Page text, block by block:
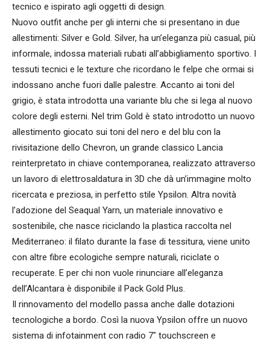
tecnico e ispirato agli oggetti di design.
Nuovo outfit anche per gli interni che si presentano in due
allestimenti: Silver e Gold. Silver, ha un’eleganza più casual, più
informale, indossa materiali rubati all’abbigliamento sportivo. I
tessuti tecnici e le texture che ricordano le felpe che ormai si
indossano anche fuori dalle palestre. Accanto ai toni del
grigio, è stata introdotta una variante blu che si lega al nuovo
colore degli esterni. Nel trim Gold è stato introdotto un nuovo
allestimento giocato sui toni del nero e del blu con la
rivisitazione dello Chevron, un grande classico Lancia
reinterpretato in chiave contemporanea, realizzato attraverso
un lavoro di elettrosaldatura in 3D che dà un’immagine molto
ricercata e preziosa, in perfetto stile Ypsilon. Altra novità
l’adozione del Seaqual Yarn, un materiale innovativo e
sostenibile, che nasce riciclando la plastica raccolta nel
Mediterraneo: il filato durante la fase di tessitura, viene unito
con altre fibre ecologiche sempre naturali, riciclate o
recuperate. E per chi non vuole rinunciare all’eleganza
dell’Alcantara è disponibile il Pack Gold Plus.
Il rinnovamento del modello passa anche dalle dotazioni
tecnologiche a bordo. Così la nuova Ypsilon offre un nuovo
sistema di infotainment con radio 7″ touchscreen e